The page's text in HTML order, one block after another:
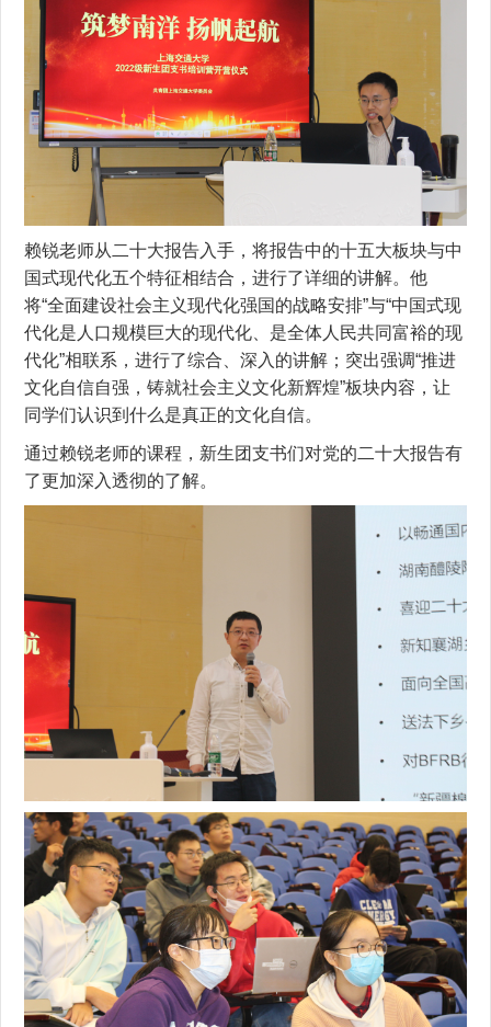
赖锐老师从二十大报告入手，将报告中的十五大板块与中
国式现代化五个特征相结合，进行了详细的讲解。他
将“全面建设社会主义现代化强国的战略安排”与“中国式现
代化是人口规模巨大的现代化、是全体人民共同富裕的现
代化”相联系，进行了综合、深入的讲解；突出强调“推进
文化自信自强，铸就社会主义文化新辉煌”板块内容，让
同学们认识到什么是真正的文化自信。
通过赖锐老师的课程，新生团支书们对党的二十大报告有
了更加深入透彻的了解。